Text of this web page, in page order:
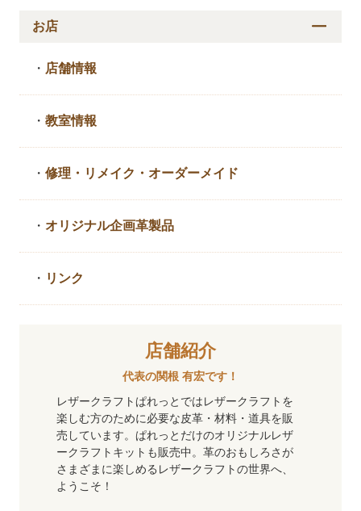
お店
・ 店舗情報
・教室情報
・修理・リメイク・ オーダーメイド
・ オリジナル企画革製品
・ リンク
店舗紹介
代表の関根 有宏です！
レザークラフトぱれっとではレザークラフトを
楽しむ方のために必要な皮革・材料・道具を販
売しています。ぱれっとだけのオリジナルレザ
ークラフトキットも販売中。革のおもしろさが
さまざまに楽しめるレザークラフトの世界へ、
ようこそ！